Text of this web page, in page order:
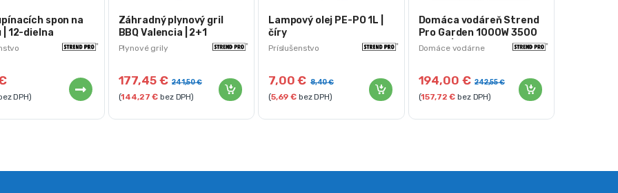
spon na
| 12-dielna
DPH)
Plynové grily
Záhradný plynový gril
BBQ Valencia | 2+1
horáky
177,45 € 241,50€
(144,27€ bez DPH)
Príslušenstvo
Lampový olej PE-PO 1L |
číry
7,00€ 8,40€
(5,69€ bez DPH)
Domáce vodárne
Domáca vodáreň Strend
Pro Garden 1000W 3500
l/h 24l | nerez
194,00 € 242,55€
(157,72€ bez DPH)